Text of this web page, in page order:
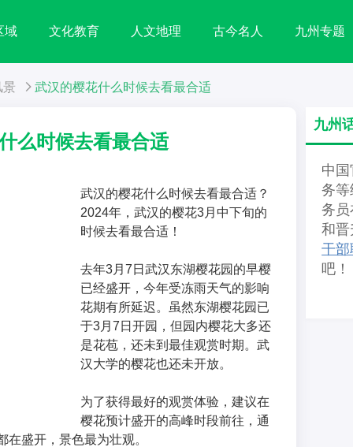
域 文化教育 人文地理 古今名人 九州专题
景 武汉的樱花什么时候去看最合适
么时候去看最合适
武汉的樱花什么时候去看最合适？
2024年，武汉的樱花3月中下旬的
时候去看最合适！
去年3月7日武汉东湖樱花园的早樱
已经盛开，今年受冻雨天气的影响
花期有所延迟。虽然东湖樱花园已
于3月7日开园，但园内樱花大多还
是花苞，还未到最佳观赏时期。武
汉大学的樱花也还未开放。
为了获得最好的观赏体验，建议在
樱花预计盛开的高峰时段前往，通
盛开，景色最为壮观。
九州
中
务
务
和
干
吧！